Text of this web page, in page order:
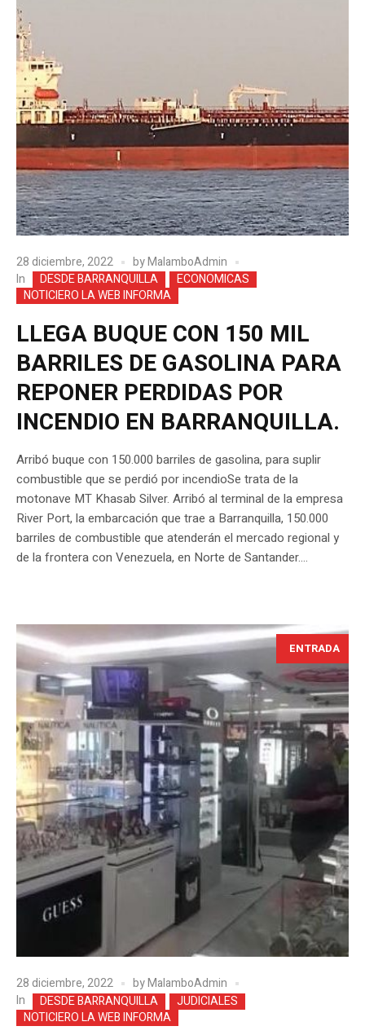
28 diciembre, 2022 byMalamboAdmin
In
DESDE BARRANQUILLA
ECONOMICAS
NOTICIERO LA WEB INFORMA
LLEGA BUQUE CON 150 MIL
BARRILES DE GASOLINA PARA
REPONER PERDIDAS POR
INCENDIO EN BARRANQUILLA.
Arribó buque con 150.000 barriles de gasolina, para suplir
combustible que se perdió por incendioSe trata de la
motonave MT Khasab Silver. Arribó al terminal de la empresa
River Port, la embarcación que trae a Barranquilla, 150.000
barriles de combustible que atenderán el mercado regional y
de la frontera con Venezuela, en Norte de Santander....
ENTRADA
28 diciembre, 2022 byMalamboAdmin
In
DESDE BARRANQUILLA
JUDICIALES
NOTICIERO LA WEB INFORMA